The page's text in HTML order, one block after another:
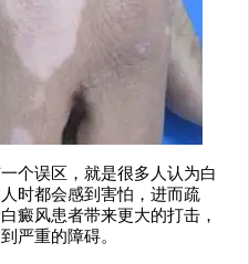
个误区，就是很多人认为白
时都会感到害怕，进而疏
癜风患者带来更大的打击，
严重的障碍。